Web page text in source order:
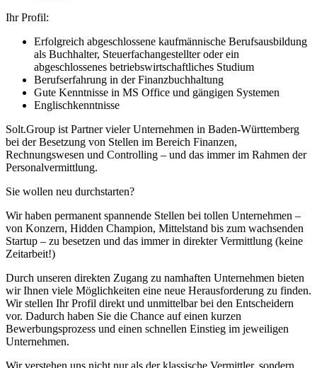
Ihr Profil:
Erfolgreich abgeschlossene kaufmännische Berufsausbildung
als Buchhalter, Steuerfachangestellter oder ein
abgeschlossenes betriebswirtschaftliches Studium
Berufserfahrung in der Finanzbuchhaltung
Gute Kenntnisse in MS Office und gängigen Systemen
Englischkenntnisse
Solt.Group ist Partner vieler Unternehmen in Baden-Württemberg
bei der Besetzung von Stellen im Bereich Finanzen,
Rechnungswesen und Controlling – und das immer im Rahmen der
Personalvermittlung.
Sie wollen neu durchstarten?
Wir haben permanent spannende Stellen bei tollen Unternehmen –
von Konzern, Hidden Champion, Mittelstand bis zum wachsenden
Startup – zu besetzen und das immer in direkter Vermittlung (keine
Zeitarbeit!)
Durch unseren direkten Zugang zu namhaften Unternehmen bieten
wir Ihnen viele Möglichkeiten eine neue Herausforderung zu finden.
Wir stellen Ihr Profil direkt und unmittelbar bei den Entscheidern
vor. Dadurch haben Sie die Chance auf einen kurzen
Bewerbungsprozess und einen schnellen Einstieg im jeweiligen
Unternehmen.
Wir verstehen uns nicht nur als der klassische Vermittler, sondern